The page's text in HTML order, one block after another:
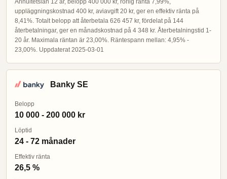
Annuitetslån 12 år, belopp 400 000 kr, rörlig ränta 7,99%,
uppläggningskostnad 400 kr, aviavgift 20 kr, ger en effektiv ränta på
8,41%. Totalt belopp att återbetala 626 457 kr, fördelat på 144
återbetalningar, ger en månadskostnad på 4 348 kr. Återbetalningstid 1-
20 år. Maximala räntan är 23,00%. Räntespann mellan: 4,95% -
23,00%. Uppdaterat 2025-03-01
Banky SE
Belopp
10 000 - 200 000 kr
Löptid
24 - 72 månader
Effektiv ränta
26,5 %